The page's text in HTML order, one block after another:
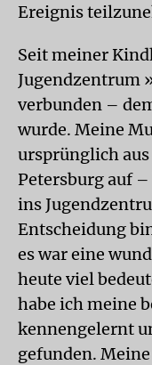
Ereignis
Seit meiner
Jugendzentrum
verbunden –
wurde. Meine
ursprünglich
Petersburg auf –
ins
Entscheidung
es war eine
heute viel
habe ich meine
kennengelernt
gefunden.